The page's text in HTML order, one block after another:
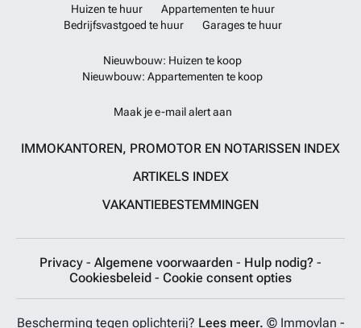
Huizen te huur
Appartementen te huur
Bedrijfsvastgoed te huur
Garages te huur
Nieuwbouw: Huizen te koop
Nieuwbouw: Appartementen te koop
Maak je e-mail alert aan
IMMOKANTOREN, PROMOTOR EN NOTARISSEN INDEX
ARTIKELS INDEX
VAKANTIEBESTEMMINGEN
Privacy - Algemene voorwaarden - Hulp nodig? -
Cookiesbeleid - Cookie consent opties
Bescherming tegen oplichterij? Lees meer. © Immovlan -